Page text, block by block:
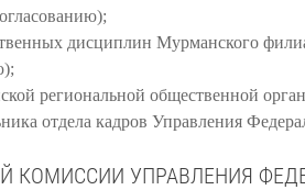
дисциплин Мурманского
региональной общественной
отдела кадров Управления
КОМИССИИ УПРАВЛЕНИЯ